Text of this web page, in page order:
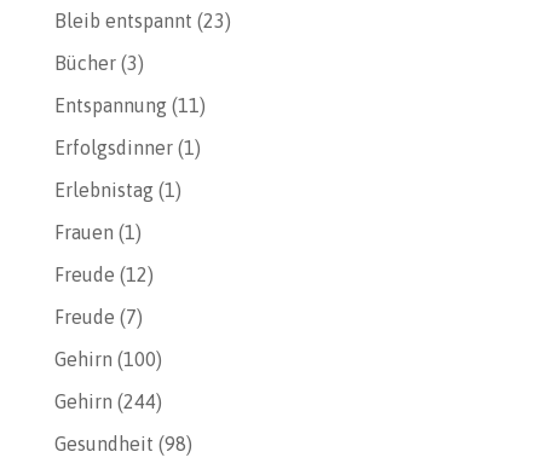
Bleib entspannt (23)
Bücher(3)
Entspannung(11)
Erfolgsdinner(1)
Erlebnistag(1)
Frauen (1)
Freude (12)
Freude (7)
Gehirn (100)
Gehirn (244)
Gesundheit (98)